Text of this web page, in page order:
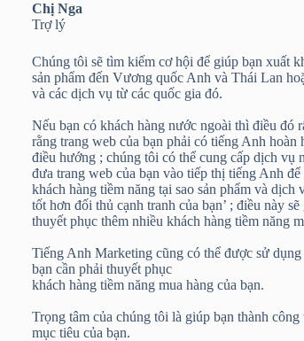
Chị Nga
Trợ lý
Chúng tôi sẽ tìm kiếm cơ hội để giúp bạn xuất
sản phẩm đến Vương quốc Anh và Thái Lan
và các dịch vụ từ các quốc gia đó.
Nếu bạn có khách hàng nước ngoài thì điều đó
rằng trang web của bạn phải có tiếng Anh hoàn
điều hướng ; chúng tôi có thể cung cấp dịch vụ
đưa trang web của bạn vào tiếp thị tiếng Anh
khách hàng tiềm năng tại sao sản phẩm và dịch
tốt hơn đối thủ cạnh tranh của bạn’ ; điều này sẽ
thuyết phục thêm nhiều khách hàng tiềm năng
Tiếng Anh Marketing cũng có thể được sử
bạn cần phải thuyết phục
khách hàng tiềm năng mua hàng của bạn.
Trọng tâm của chúng tôi là giúp bạn thành công
mục tiêu của bạn.